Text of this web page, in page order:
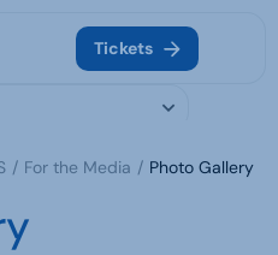
Tickets
For the Media Photo Gallery